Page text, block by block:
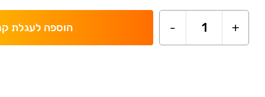
+
1
- הוספה לעגלת